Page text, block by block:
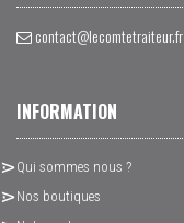
contact@lecomtetraiteur.fr
INFORMATION
Qui sommes nous ?
Nos boutiques